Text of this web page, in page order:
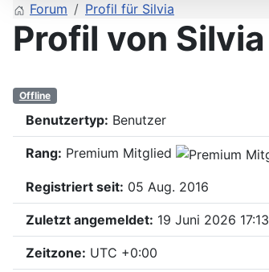
Forum Profil für Silvia
Profil von Silvia
Offline
Benutzertyp: Benutzer
Rang: Premium Mitglied
Registriert seit: 05 Aug. 2016
Zuletzt angemeldet: 19 Juni 2026 17:13
Zeitzone: UTC +0:00